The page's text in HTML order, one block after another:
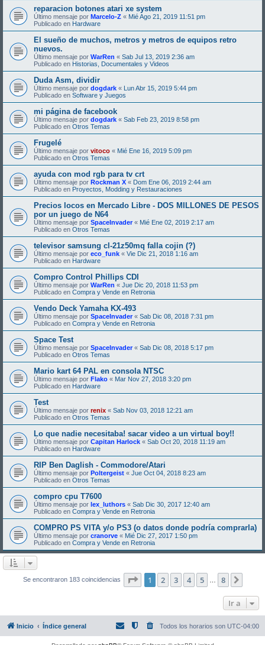
reparacion botones atari xe system
Último mensaje por Marcelo-Z « Mié Ago 21, 2019 11:51 pm
Publicado en Hardware
El sueño de muchos, metros y metros de equipos retro
nuevos.
Último mensaje por WarRen « Sab Jul 13, 2019 2:36 am
Publicado en Historias, Documentales y Videos
Duda Asm, dividir
Último mensaje por dogdark « Lun Abr 15, 2019 5:44 pm
Publicado en Software y Juegos
mi página de facebook
Último mensaje por dogdark « Sab Feb 23, 2019 8:58 pm
Publicado en Otros Temas
Frugelé
Último mensaje por vitoco « Mié Ene 16, 2019 5:09 pm
Publicado en Otros Temas
ayuda con mod rgb para tv crt
Último mensaje por Rockman X « Dom Ene 06, 2019 2:44 am
Publicado en Proyectos, Modding y Restauraciones
Precios locos en Mercado Libre - DOS MILLONES DE PESOS
por un juego de N64
Último mensaje por SpaceInvader« Mié Ene 02, 2019 2:17 am
Publicado en Otros Temas
televisor samsung cl-21z50mq falla cojin (?)
Último mensaje por eco_funk « Vie Dic 21, 2018 1:16 am
Publicado en Hardware
Compro Control Phillips CDI
Último mensaje por WarRen « Jue Dic 20, 2018 11:53 pm
Publicado en Compra y Vende en Retronia
Vendo Deck Yamaha KX-493
Último mensaje por SpaceInvader« Sab Dic 08, 2018 7:31 pm
Publicado en Compra y Vende en Retronia
Space Test
Último mensaje por SpaceInvader« Sab Dic 08, 2018 5:17 pm
Publicado en Otros Temas
Mario kart 64 PAL en consola NTSC
Último mensaje por Flako « Mar Nov 27, 2018 3:20 pm
Publicado en Hardware
Test
Último mensaje por renix « Sab Nov 03, 2018 12:21 am
Publicado en Otros Temas
Lo que nadie necesitaba! sacar video a un virtual boy!!
Último mensaje por Capitan Harlock « Sab Oct 20, 2018 11:19 am
Publicado en Hardware
RIP Ben Daglish - Commodore/Atari
Último mensaje por Poltergeist « Jue Oct 04, 2018 8:23 am
Publicado en Otros Temas
compro cpu T7600
Último mensaje por lex_luthors « Sab Dic 30, 2017 12:40 am
Publicado en Compra y Vende en Retronia
COMPRO PS VITA y/o PS3 (o datos donde podría comprarla)
Último mensaje por cranorve « Mié Dic 27, 2017 1:50 pm
Publicado en Compra y Vende en Retronia
Se encontraron 183 coincidencias Página de
1 2 3 4 5 8
Ir a
Inicio Índice general Todos los horarios son UTC-04:00